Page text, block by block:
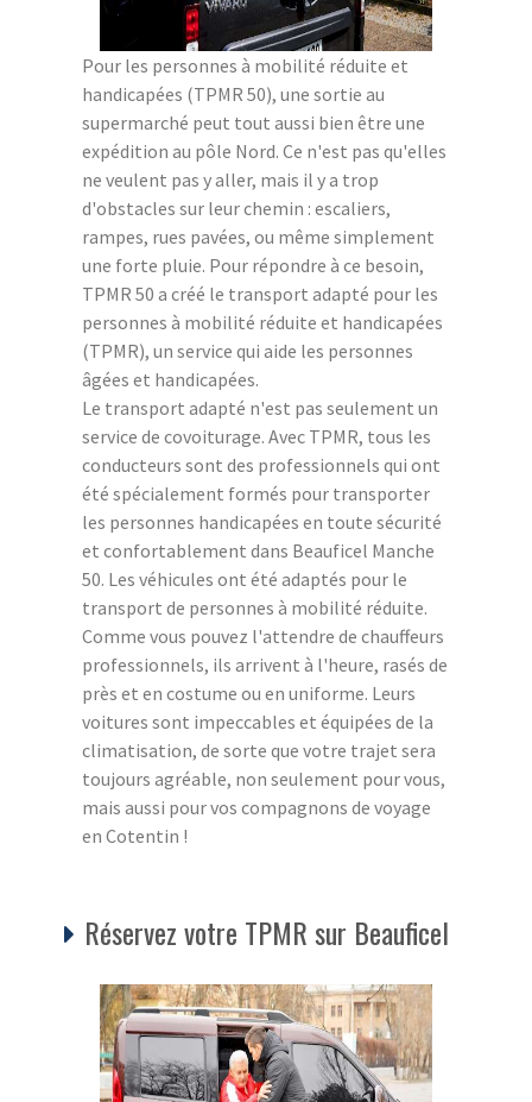
Pour les personnes à mobilité réduite et
handicapées (TPMR 50), une sortie au
supermarché peut tout aussi bien être une
expédition au pôle Nord. Ce n'est pas qu'elles
ne veulent pas y aller, mais il y a trop
d'obstacles sur leur chemin : escaliers,
rampes, rues pavées, ou même simplement
une forte pluie. Pour répondre à ce besoin,
TPMR 50 a créé le transport adapté pour les
personnes à mobilité réduite et handicapées
(TPMR), un service qui aide les personnes
âgées et handicapées.
Le transport adapté n'est pas seulement un
service de covoiturage. Avec TPMR, tous les
conducteurs sont des professionnels qui ont
été spécialement formés pour transporter
les personnes handicapées en toute sécurité
et confortablement dans Beauficel Manche
50. Les véhicules ont été adaptés pour le
transport de personnes à mobilité réduite.
Comme vous pouvez l'attendre de chauffeurs
professionnels, ils arrivent à l'heure, rasés de
près et en costume ou en uniforme. Leurs
voitures sont impeccables et équipées de la
climatisation, de sorte que votre trajet sera
toujours agréable, non seulement pour vous,
mais aussi pour vos compagnons de voyage
en Cotentin !
Réservez votre TPMR sur Beauficel